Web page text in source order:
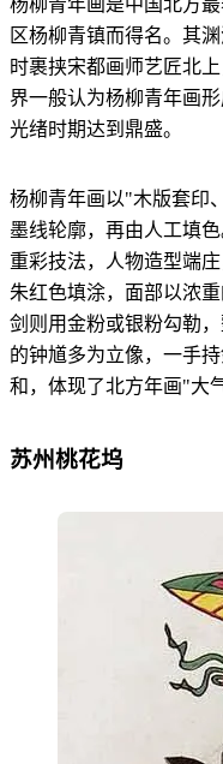
区杨柳青镇而得名。其
时裹挟宋都画师艺匠北
界一般认为杨柳青年画
光绪时期达到鼎盛。
杨柳青年画以"木版套
墨线轮廓，再由人工填
重彩技法，人物造型端
朱红色填涂，面部以浓
剑则用金粉或银粉勾勒
的钟馗多为立像，一手
和，体现了北方年画"大
苏州桃花坞